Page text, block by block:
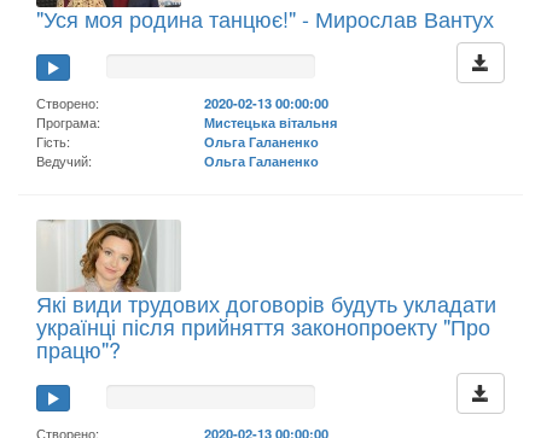
"Уся моя родина танцює!" - Мирослав Вантух
Створено:
2020-02-13 00:00:00
Програма:
Мистецька вітальня
Гість:
Ольга Галаненко
Ведучий:
Ольга Галаненко
Які види трудових договорів будуть укладати
українці після прийняття законопроекту "Про
працю"?
Створено: 2020-02-13 00:00:00